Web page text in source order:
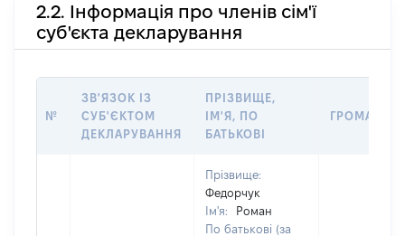
2.2. Інформація про членів сім'ї
суб'єкта декларування
№
ЗВ'ЯЗОК ІЗ
СУБ'ЄКТОМ
ДЕКЛАРУВАННЯ
ПРІЗВИЩЕ,
ІМ'Я, ПО
БАТЬКОВІ
Прізвище:
Федорчук
Ім'я:
Роман
По батькові (за